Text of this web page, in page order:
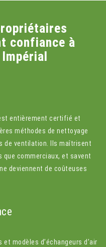
confiance à
entièrement certifié et
méthodes de nettoyage
de ventilation. Ils maîtrisent
commerciaux, et savent
deviennent de coûteuses
modèles d’échangeurs d’air